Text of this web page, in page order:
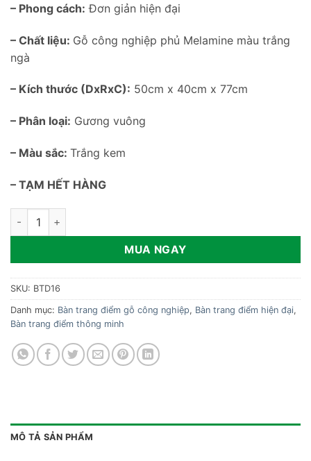
– Phong cách: Đơn giản hiện đại
– Chất liệu: Gỗ công nghiệp phủ Melamine màu trắng
ngà
– Kích thước (DxRxC): 50cm x 40cm x 77cm
– Phân loại: Gương vuông
– Màu sắc: Trắng kem
– TẠM HẾT HÀNG
Bàn trang điểm thông minh nhỏ gọn BTD16 số lượng
MUA NGAY
SKU: BTD16
Danh mục: Bàn trang điểm gỗ công nghiệp, Bàn trang điểm hiện đại,
Bàn trang điểm thông minh
MÔ TẢ SẢN PHẨM